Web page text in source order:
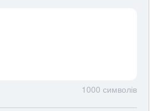
1000 символів